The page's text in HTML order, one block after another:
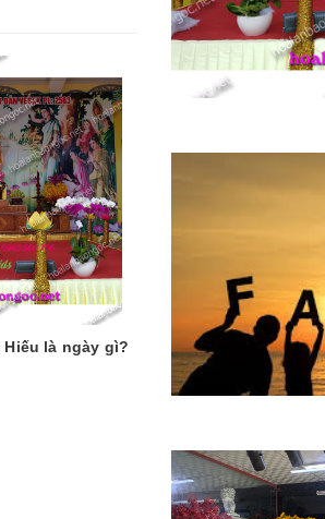
Hiếu là ngày gì?